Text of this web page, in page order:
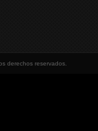
derechos reservados.